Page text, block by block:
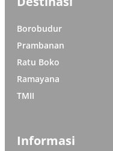
Borobudur
Prambanan
Ratu Boko
Ramayana
TMII
Informasi